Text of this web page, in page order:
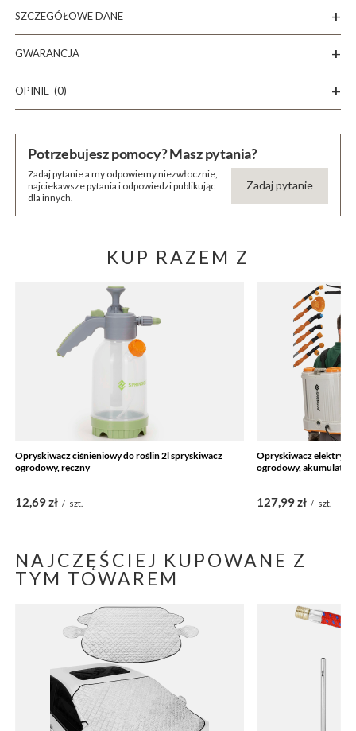
SZCZEGÓŁOWE DANE
GWARANCJA
OPINIE (0)
Potrzebujesz pomocy? Masz pytania?
Zadaj pytanie a my odpowiemy niezwłocznie,
najciekawsze pytania i odpowiedzi publikując
dla innych.
Zadaj pytanie
KUP RAZEM Z
Opryskiwacz ciśnieniowy do roślin 2l spryskiwacz
ogrodowy, ręczny
12,69 zł / szt.
Opryskiwacz
ogrodowy,
127,99 zł / szt.
NAJCZĘŚCIEJ KUPOWANE Z
TYM TOWAREM